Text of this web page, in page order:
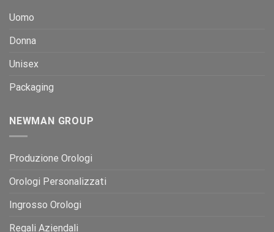
Uomo
Donna
Unisex
Packaging
NEWMAN GROUP
Produzione Orologi
Orologi Personalizzati
Ingrosso Orologi
Regali Aziendali